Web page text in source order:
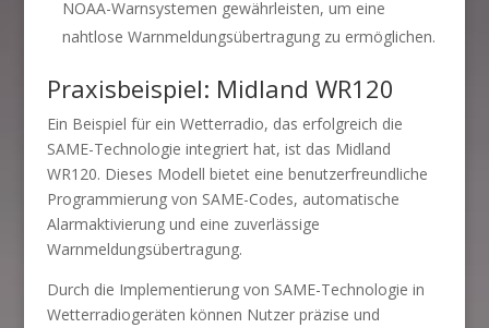
NOAA-Warnsystemen gewährleisten, um eine
nahtlose Warnmeldungsübertragung zu ermöglichen.
Praxisbeispiel: Midland WR120
Ein Beispiel für ein Wetterradio, das erfolgreich die
SAME-Technologie integriert hat, ist das Midland
WR120. Dieses Modell bietet eine benutzerfreundliche
Programmierung von SAME-Codes, automatische
Alarmaktivierung und eine zuverlässige
Warnmeldungsübertragung.
Durch die Implementierung von SAME-Technologie in
Wetterradiogeräten können Nutzer präzise und